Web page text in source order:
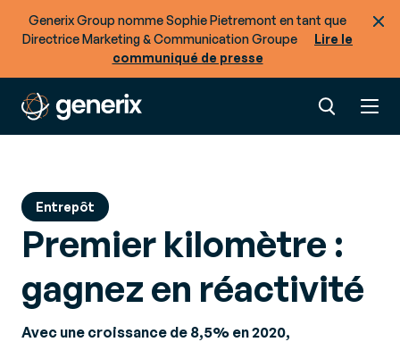
Generix Group nomme Sophie Pietremont en tant que
Directrice Marketing & Communication Groupe
Lire le
communiqué de presse
Entrepôt
Premier kilomètre :
gagnez en réactivité
Avec une croissance de 8,5% en 2020,
Prêt à optimiser les flux de biens et de données
de votre Supply Chain ?